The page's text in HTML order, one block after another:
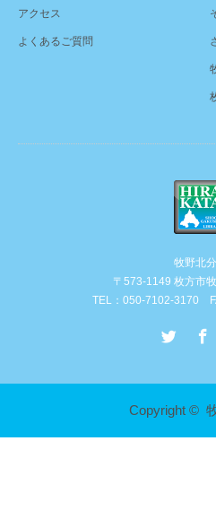
アクセス
よくあるご質問
牧野北
〒573-1149 枚方市
TEL：050-7102-3170
Copyright ©